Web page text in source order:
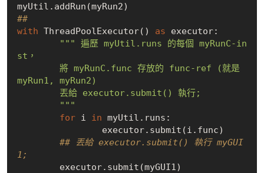
##
with ThreadPoolExecutor() as executor:
""" 遍歷 myUtil.runs 的每個 myRunC-in
st，
myRun1, myRun2)
	"""
for i in myUtil.runs:
## 丟給 executor.submit() 執行 myGUI
1;